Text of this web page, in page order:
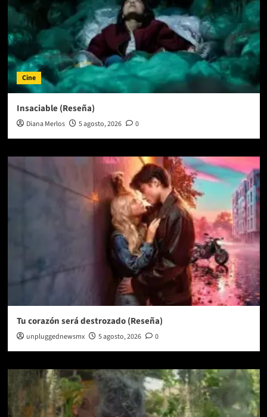
Cine
Insaciable (Reseña)
Diana Merlos 5 agosto, 2026 0
Tu corazón será destrozado (Reseña)
unpluggednewsmx 5 agosto, 2026 0